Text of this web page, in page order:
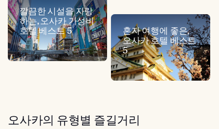
깔끔한 시설을 자랑
하는, 오사카 가성비
호텔 베스트 5
혼자 여행에 좋은,
오사카 호텔 베스트
5
오사카의 유형별 즐길거리